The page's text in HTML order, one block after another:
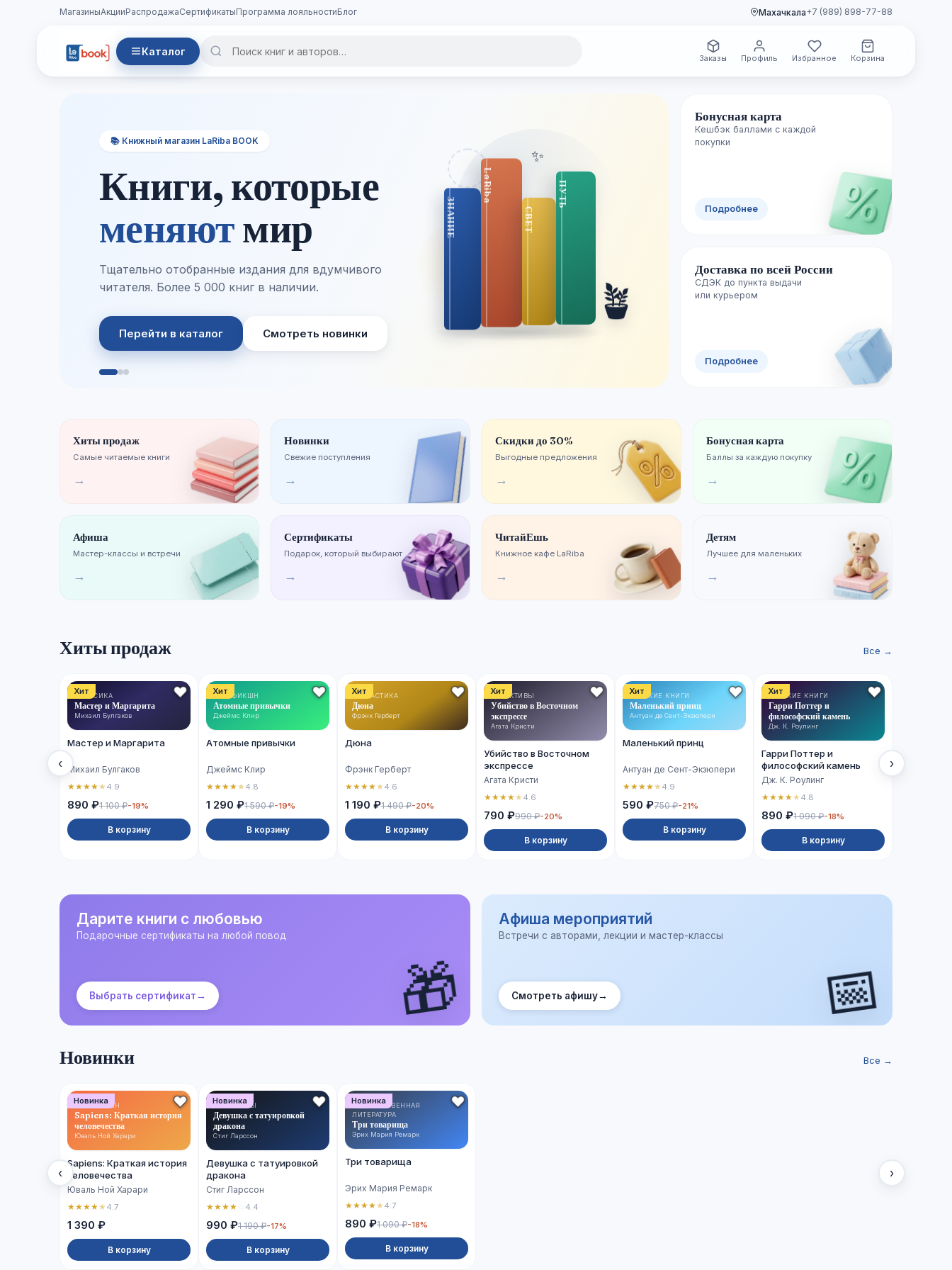
МагазиныАкцииРаспродажаСертификатыПрограмма лояльностиБлог Махачкала+7 (989) 898-77-88
Каталог
Заказы Профиль Избранное Корзина
📚 Книжный магазин LaRiba BOOK
Книги, которые
меняютмир
Тщательно отобранные издания для вдумчивого
читателя. Более 5 000 книг в наличии.
Перейти в каталог Смотреть новинки
🪴
✨
🌿 Свежие поступления
Новинки уже
полках
Каждую неделю пополняем каталог
изданиями — успейте первыми.
Хиты продаж
Бонусная карта
Кешбэк баллами с каждой
покупки
Подробнее
Доставка по всей России
СДЭК до пункта выдачи
или курьером
Подробнее
Хиты продаж
Самые читаемые книги
→
Новинки
Свежие поступления
→
Скидки до 30%
Выгодные предложения
→
Бонусная карта
Баллы за каждую покупку
→
Афиша
Мастер-классы и встречи
→
Сертификаты
Подарок, который выбирают
→
ЧитайЕшь
Книжное кафе LaRiba
→
Детям
Лучшее для маленьких
→
Хиты продаж Все →
‹
Хит
КЛАССИКА
Мастер и Маргарита
Михаил Булгаков
Мастер и Маргарита
Михаил Булгаков
★★★★★4.9
890 ₽1 100 ₽-19%
В корзину
Хит
НОН-ФИКШН
Атомные привычки
Джеймс Клир
Атомные привычки
Джеймс Клир
★★★★★4.8
1 290 ₽1 590 ₽-19%
В корзину
Хит
ФАНТАСТИКА
Дюна
Фрэнк Герберт
Дюна
Фрэнк Герберт
★★★★★4.6
1 190 ₽1 490 ₽-20%
В корзину
Хит
ДЕТЕКТИВЫ
Убийство в Восточном
экспрессе
Агата Кристи
Убийство в Восточном
экспрессе
Агата Кристи
★★★★★4.6
790 ₽990 ₽-20%
В корзину
Хит
ДЕТСКИЕ КНИГИ
Маленький принц
Антуан де Сент-Экзюпери
Маленький принц
Антуан де Сент-Экзюпери
★★★★★4.9
590 ₽750 ₽-21%
В корзину
Хит
ДЕТСКИЕ КНИГИ
Гарри Поттер и
философский камень
Дж. К. Роулинг
Гарри Поттер и
философский камень
Дж. К. Роулинг
★★★★★4.8
890 ₽1 090 ₽-18%
В корзину
›
Дарите книги с любовью
Подарочные сертификаты на любой повод
Выбрать сертификат → 🎁
Афиша мероприятий
Встречи с авторами, лекции и мастер-классы
Смотреть афишу→ 📅
Новинки Все →
‹
Новинка
НОН-ФИКШН
Sapiens: Краткая история
человечества
Юваль Ной Харари
Sapiens: Краткая история
человечества
Юваль Ной Харари
★★★★★4.7
1 390 ₽
В корзину
Новинка
ДЕТЕКТИВЫ
Девушка с татуировкой
дракона
Стиг Ларссон
Девушка с татуировкой
дракона
Стиг Ларссон
★★★★ 4.4
990 ₽1 190 ₽-17%
В корзину
Новинка
ХУДОЖЕСТВЕННАЯ
ЛИТЕРАТУРА
Три товарища
Эрих Мария Ремарк
Три товарища
Эрих Мария Ремарк
★★★★★4.7
890 ₽1 090 ₽-18%
В корзину
›